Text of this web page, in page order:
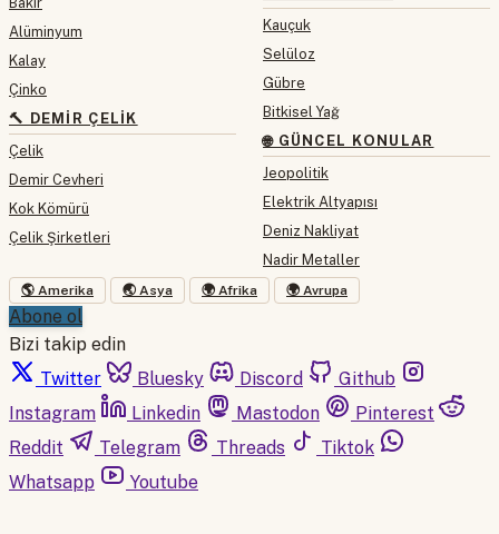
Alüminyum
Kalay
Çinko
🔨 DEMIR ÇELIK
Çelik
Demir Cevheri
Kok Kömürü
Çelik Şirketleri
Kauçuk
Selüloz
Gübre
Bitkisel Yağ
🌐 GÜNCEL KONULAR
Jeopolitik
Elektrik Altyapısı
Deniz Nakliyat
Nadir Metaller
🌎 Amerika 🌏 Asya 🌍 Afrika 🌍 Avrupa
Abone ol
Bizi takip edin
Twitter
Bluesky Discord
Github
Instagram
Linkedin Mastodon
Pinterest
Reddit
Telegram Threads
Tiktok
Whatsapp
Youtube